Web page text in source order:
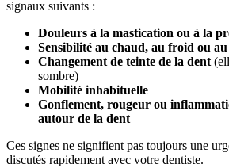
signaux suivants :
Douleurs à la mastication ou à la
Sensibilité au chaud, au froid ou
Changement de teinte de la dent
sombre)
Mobilité inhabituelle
Gonflement, rougeur ou
autour de la dent
Ces signes ne signifient pas toujours une
discutés rapidement avec votre dentiste.